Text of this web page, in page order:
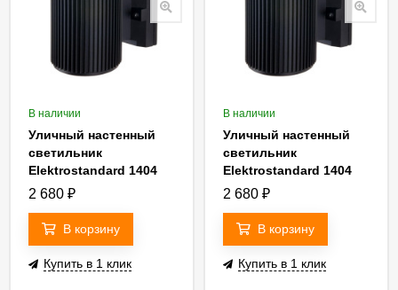
В наличии
Уличный настенный
светильник
Elektrostandard 1404
Techno 4690389067655
2 680 ₽
В корзину
Купить в 1 клик
В наличии
Уличный настенный
светильник
Elektrostandard 1404
Techno 4690389073014
2 680 ₽
В корзину
Купить в 1 клик